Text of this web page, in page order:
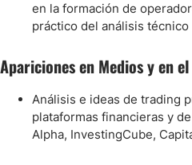
en la formación de
práctico del análisis
Apariciones en Medios y en
Análisis e ideas de trading
plataformas financieras y
Alpha, InvestingCube,